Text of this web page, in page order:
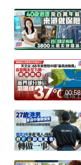
00:58